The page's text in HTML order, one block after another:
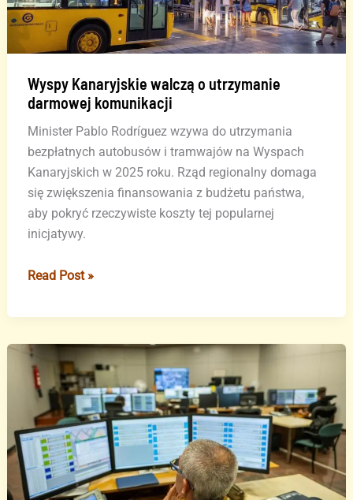
Wyspy Kanaryjskie walczą o utrzymanie
darmowej komunikacji
Minister Pablo Rodríguez wzywa do utrzymania
bezpłatnych autobusów i tramwajów na Wyspach
Kanaryjskich w 2025 roku. Rząd regionalny domaga
się zwiększenia finansowania z budżetu państwa,
aby pokryć rzeczywiste koszty tej popularnej
inicjatywy.
Wyspy
walczą
utrzymanie
darmowej
komunikacji
Read Post »